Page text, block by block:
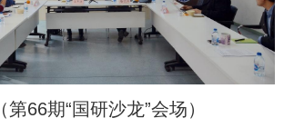
（第66期“国研沙龙”会场）